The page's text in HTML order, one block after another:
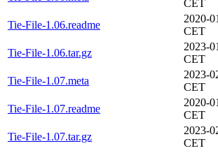
CET
Tie-File-1.06.readme
2020-
CET
Tie-File-1.06.tar.gz
2023-
CET
Tie-File-1.07.meta
2023-
CET
Tie-File-1.07.readme
2020-
CET
Tie-File-1.07.tar.gz
2023-
CET